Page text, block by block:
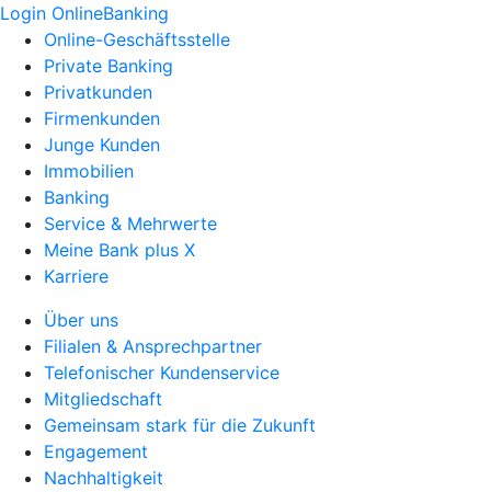
Login OnlineBanking
Online-Geschäftsstelle
Private Banking
Privatkunden
Firmenkunden
Junge Kunden
Immobilien
Banking
Service & Mehrwerte
Meine Bank plus X
Karriere
Über uns
Filialen & Ansprechpartner
Telefonischer Kundenservice
Mitgliedschaft
Gemeinsam stark für die Zukunft
Engagement
Nachhaltigkeit